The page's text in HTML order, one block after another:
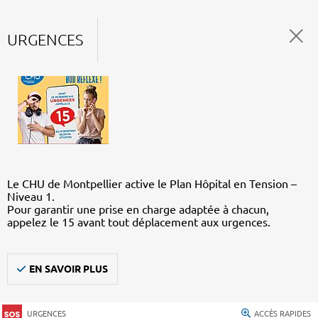
URGENCES
Le CHU de Montpellier active le Plan Hôpital en Tension –
Niveau 1.
Pour garantir une prise en charge adaptée à chacun,
appelez le 15 avant tout déplacement aux urgences.
EN SAVOIR PLUS
URGENCES ACCÈS RAPIDES